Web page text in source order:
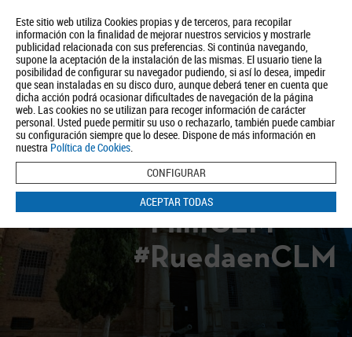
Este sitio web utiliza Cookies propias y de terceros, para recopilar
información con la finalidad de mejorar nuestros servicios y mostrarle
publicidad relacionada con sus preferencias. Si continúa navegando,
supone la aceptación de la instalación de las mismas. El usuario tiene la
posibilidad de configurar su navegador pudiendo, si así lo desea, impedir
que sean instaladas en su disco duro, aunque deberá tener en cuenta que
dicha acción podrá ocasionar dificultades de navegación de la página
web. Las cookies no se utilizan para recoger información de carácter
personal. Usted puede permitir su uso o rechazarlo, también puede cambiar
su configuración siempre que lo desee. Dispone de más información en
nuestra Política de Cookies.
CONFIGURAR
ACEPTAR TODAS
About us Tourism Política de Privacidad Aviso Legal Política de Cookies
BUSCAR
#FilmCLM
#RuedaenCLM